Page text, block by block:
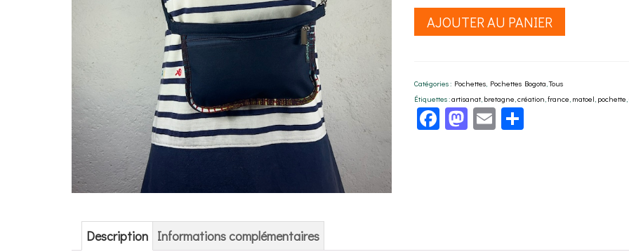
quantité
Bogota
marine
AJOUTER AU PANIER
Catégories : Pochettes, Pochettes Bogota,Tous
Étiquettes :artisanat, bretagne,création,france, matoel, pochette,
Facebook
Mastodon
EmailPartager
Description Informations complémentaires